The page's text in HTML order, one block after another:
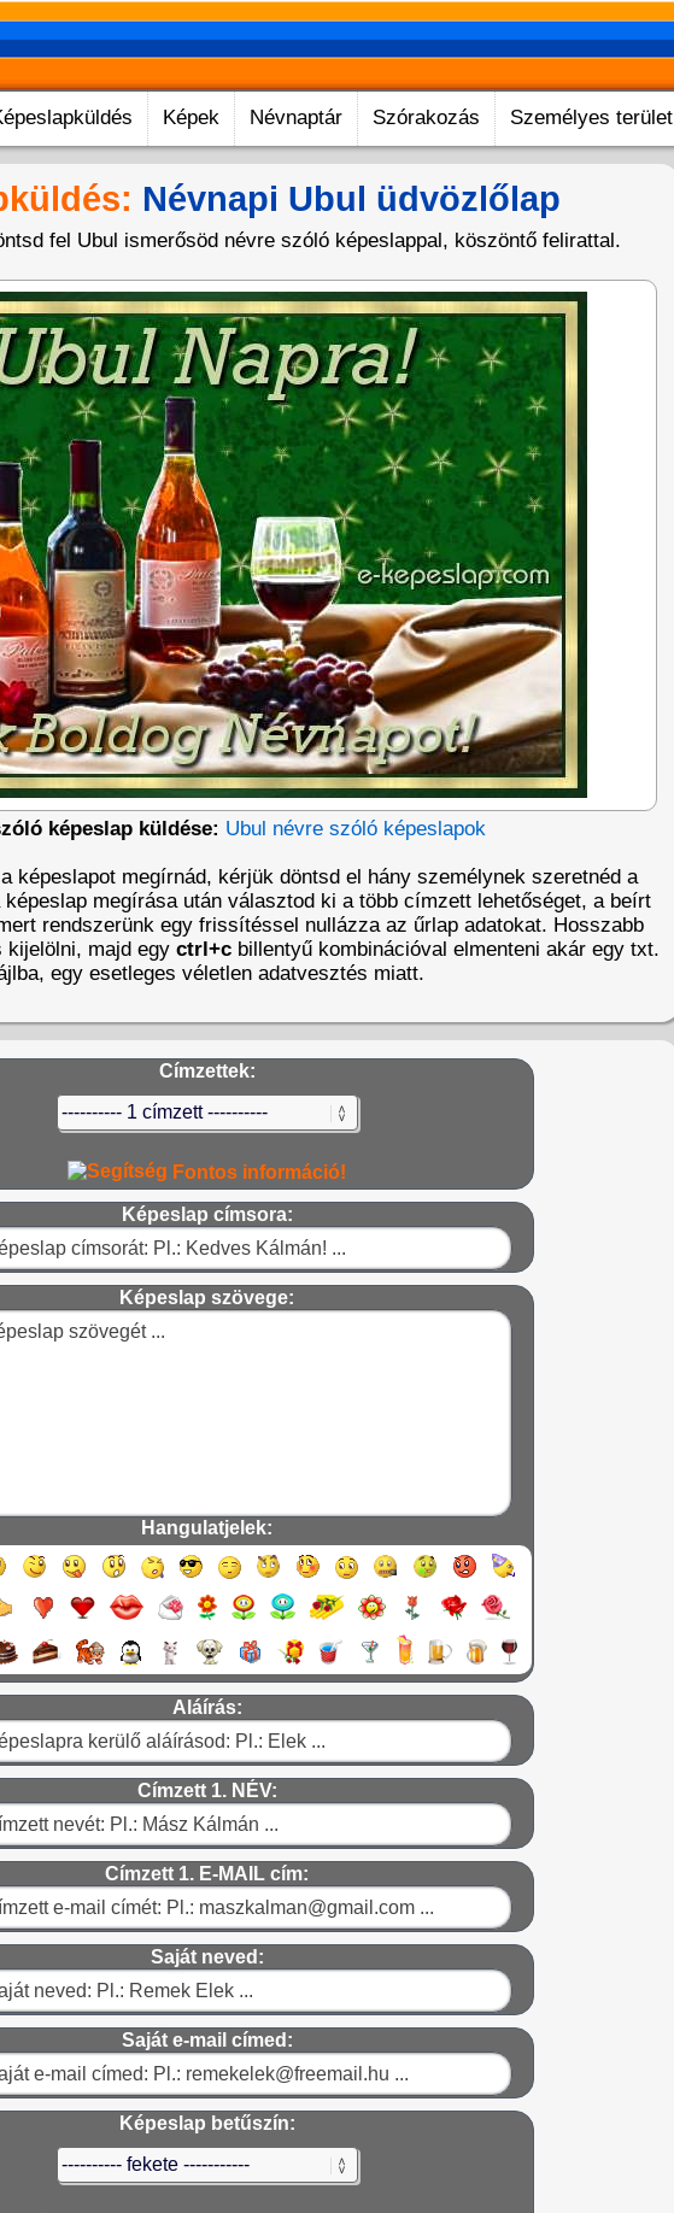
Képek Névnaptár Szórakozás Személyes terület
Névnapi Ubul üdvözlőlap
fel Ubul ismerősöd névre szóló képeslappal, köszöntő felirattal.
képeslap küldése: Ubul névre szóló képeslapok
képeslapot megírnád, kérjük döntsd el hány személynek szeretnéd a
megírása után választod ki a több címzett lehetőséget, a beírt
rendszerünk egy frissítéssel nullázza az űrlap adatokat. Hosszabb
kijelölni, majd egy ctrl+c billentyű kombinációval elmenteni akár egy txt.
egy esetleges véletlen adatvesztés miatt.
Címzettek:
Fontos információ!
Képeslap címsora:
Képeslap szövege:
Hangulatjelek:
Aláírás:
Címzett 1. NÉV:
Címzett 1. E-MAIL cím:
Saját neved:
Saját e-mail címed:
Képeslap betűszín: